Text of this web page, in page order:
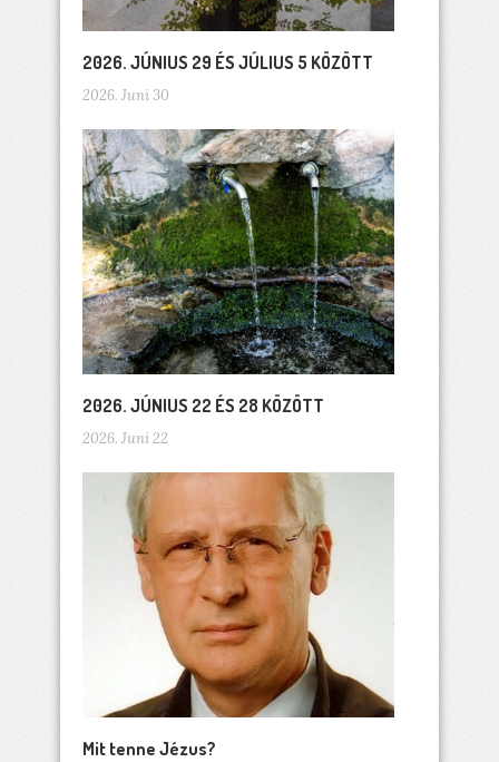
2026. JÚNIUS 29 ÉS JÚLIUS 5 KÖZÖTT
2026. Juni 30
2026. JÚNIUS 22 ÉS 28 KÖZÖTT
2026. Juni 22
Mit tenne Jézus?